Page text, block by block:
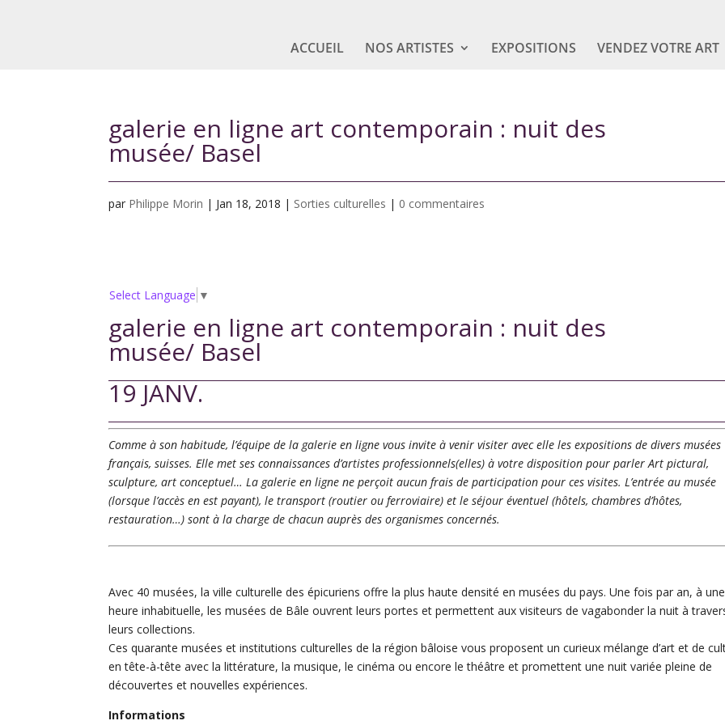
ACCUEIL NOS ARTISTES EXPOSITIONS VENDEZ VOTRE ART
galerie en ligne art contemporain : nuit des
musée/ Basel
par Philippe Morin | Jan 18, 2018 | Sorties culturelles | 0 commentaires
Select Language ▼
galerie en ligne art contemporain : nuit des
musée/ Basel
19 JANV.
Comme à son habitude, l’équipe de la galerie en ligne vous invite à venir visiter avec elle les expositions de divers musées
français, suisses. Ellemet ses connaissances d’artistes professionnels(elles) à votre disposition pour parler Art pictural,
sculpture, art conceptuel… La galerie en ligne ne perçoit aucun frais de participation pour ces visites. L’entrée au musée
(lorsque l’accès en est payant), le transport (routier ou ferroviaire) et le séjour éventuel (hôtels, chambres d’hôtes,
restauration…) sont à la charge de chacun auprès des organismes concernés.
Avec 40 musées, la ville culturelle des épicuriens offre la plus haute densité en musées du pays.Une fois par an, à une
heure inhabituelle, les musées de Bâle ouvrent leurs portes et permettent aux visiteurs de vagabonder la nuit à
leurs collections.
Ces quarante musées et institutions culturelles de la région bâloise vous proposent un curieux mélange d’art et de
en tête-à-tête avec la littérature, la musique, le cinéma ou encore le théâtre et promettent une nuit variée pleine de
découvertes et nouvelles expériences.
Informations